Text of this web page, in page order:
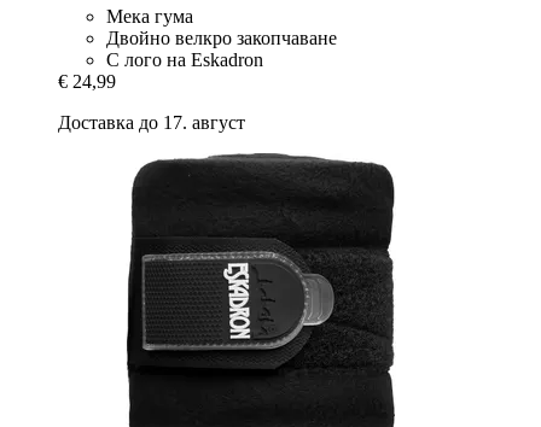
Мека гума
Двойно велкро закопчаване
С лого на Eskadron
€ 24,99
Доставка до 17. август